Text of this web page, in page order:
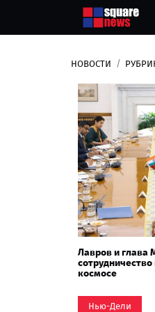
НОВОСТИ
Лавров и глава
сотрудничество
космосе
Нью-Дели